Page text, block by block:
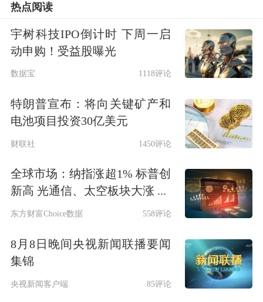
热点阅读
宇树科技IPO倒计时 下周一启
动申购！受益股曝光
数据宝 1118评论
特朗普宣布：将向关键矿产和
电池项目投资30亿美元
财联社 1450评论
全球市场：纳指涨超1% 标普创
新高 光通信、太空板块大涨 ...
东方财富Choice数据 558评论
8月8日晚间央视新闻联播要闻
集锦
央视新闻客户端 85评论